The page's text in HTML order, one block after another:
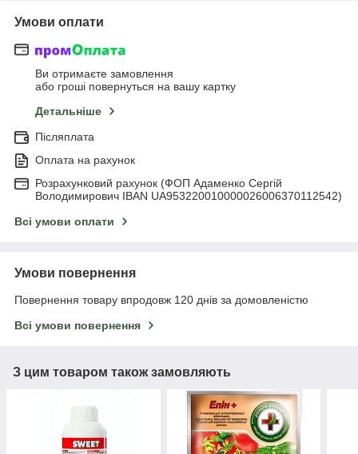
Умови оплати
Ви отримаєте замовлення
або гроші повернуться на вашу картку
Детальніше
Післяплата
Оплата на рахунок
Розрахунковий рахунок (ФОП Адаменко Сергій
Володимирович IBAN UA953220010000026006370112542)
Всі умови оплати
Умови повернення
Повернення товару впродовж 120 днів за домовленістю
Всі умови повернення
З цим товаром також замовляють